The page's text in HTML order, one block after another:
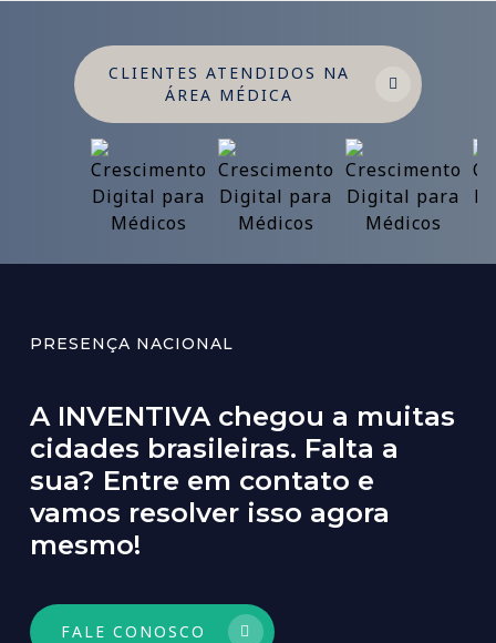
CLIENTES ATENDIDOS NA
ÁREA MÉDICA
PRESENÇA NACIONAL
A INVENTIVA chegou a muitas
cidades brasileiras. Falta a
sua? Entre em contato e
vamos resolver isso agora
mesmo!
FALE CONOSCO